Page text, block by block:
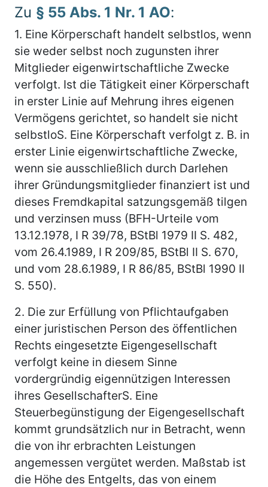
Zu § 55 Abs. 1 Nr. 1 AO:
1. Eine Körperschaft handelt selbstlos, wenn
sie weder selbst noch zugunsten ihrer
Mitglieder eigenwirtschaftliche Zwecke
verfolgt. Ist die Tätigkeit einer Körperschaft
in erster Linie auf Mehrung ihres eigenen
Vermögens gerichtet, so handelt sie nicht
selbstloS. Eine Körperschaft verfolgt z. B. in
erster Linie eigenwirtschaftliche Zwecke,
wenn sie ausschließlich durch Darlehen
ihrer Gründungsmitglieder finanziert ist und
dieses Fremdkapital satzungsgemäß tilgen
und verzinsen muss (BFH-Urteile vom
13.12.1978, I R 39/78, BStBl 1979 II S. 482,
vom 26.4.1989, I R 209/85, BStBl II S. 670,
und vom 28.6.1989, I R 86/85, BStBl 1990 II
S. 550).
2. Die zur Erfüllung von Pflichtaufgaben
einer juristischen Person des öffentlichen
Rechts eingesetzte Eigengesellschaft
verfolgt keine in diesem Sinne
vordergründig eigennützigen Interessen
ihres GesellschafterS. Eine
Steuerbegünstigung der Eigengesellschaft
kommt grundsätzlich nur in Betracht, wenn
die von ihr erbrachten Leistungen
angemessen vergütet werden. Maßstab ist
die Höhe des Entgelts, das von einem